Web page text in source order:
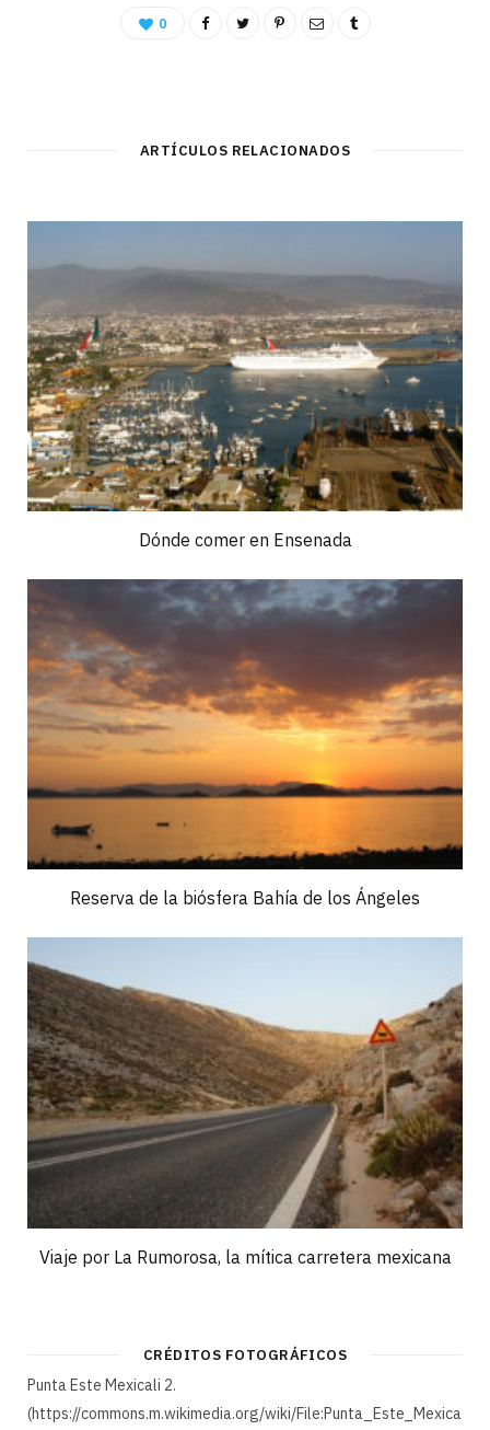
0
ARTÍCULOS RELACIONADOS
Dónde comer en Ensenada
Reserva de la biósfera Bahía de los Ángeles
Viaje por La Rumorosa, la mítica carretera mexicana
CRÉDITOS FOTOGRÁFICOS
Punta Este Mexicali 2.
(https://commons.m.wikimedia.org/wiki/File:Punta_Este_Mexica